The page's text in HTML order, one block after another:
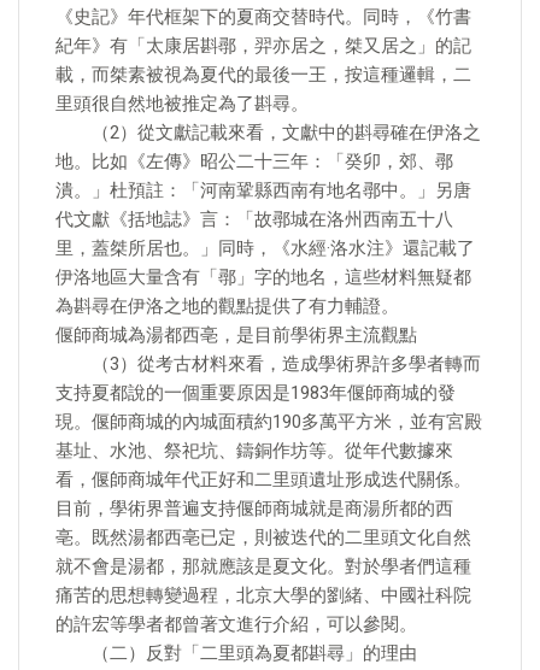
《史記》年代框架下的夏商交替時代。同時，《竹書
紀年》有「太康居斟鄩，羿亦居之，桀又居之」的記
載，而桀素被視為夏代的最後一王，按這種邏輯，二
里頭很自然地被推定為了斟尋。
（2）從文獻記載來看，文獻中的斟尋確在伊洛之
地。比如《左傳》昭公二十三年：「癸卯，郊、鄩
潰。」杜預註：「河南鞏縣西南有地名鄩中。」另唐
代文獻《括地誌》言：「故鄩城在洛州西南五十八
里，蓋桀所居也。」同時，《水經·洛水注》還記載了
伊洛地區大量含有「鄩」字的地名，這些材料無疑都
為斟尋在伊洛之地的觀點提供了有力輔證。
偃師商城為湯都西亳，是目前學術界主流觀點
（3）從考古材料來看，造成學術界許多學者轉而
支持夏都說的一個重要原因是1983年偃師商城的發
現。偃師商城的內城面積約190多萬平方米，並有宮殿
基址、水池、祭祀坑、鑄銅作坊等。從年代數據來
看，偃師商城年代正好和二里頭遺址形成迭代關係。
目前，學術界普遍支持偃師商城就是商湯所都的西
亳。既然湯都西亳已定，則被迭代的二里頭文化自然
就不會是湯都，那就應該是夏文化。對於學者們這種
痛苦的思想轉變過程，北京大學的劉緒、中國社科院
的許宏等學者都曾著文進行介紹，可以參閱。
（二）反對「二里頭為夏都斟尋」的理由